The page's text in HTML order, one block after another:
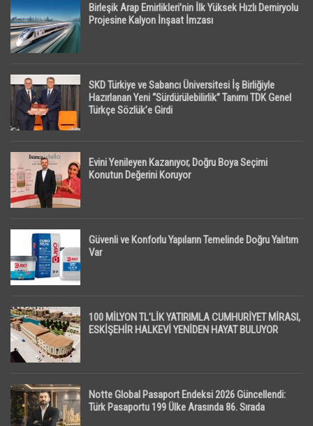
Birleşik Arap Emirlikleri’nin İlk Yüksek Hızlı Demiryolu
Projesine Kalyon İnşaat İmzası
SKD Türkiye ve Sabancı Üniversitesi İş Birliğiyle
Hazırlanan Yeni “Sürdürülebilirlik” Tanımı TDK Genel
Türkçe Sözlük’e Girdi
Evini Yenileyen Kazanıyor, Doğru Boya Seçimi
Konutun Değerini Koruyor
Güvenli ve Konforlu Yapıların Temelinde Doğru Yalıtım
Var
100 MİLYON TL’LİK YATIRIMLA CUMHURİYET MİRASI,
ESKİŞEHİR HALKEVİ YENİDEN HAYAT BULUYOR
Notte Global Pasaport Endeksi 2026 Güncellendi:
Türk Pasaportu 199 Ülke Arasında 86. Sırada